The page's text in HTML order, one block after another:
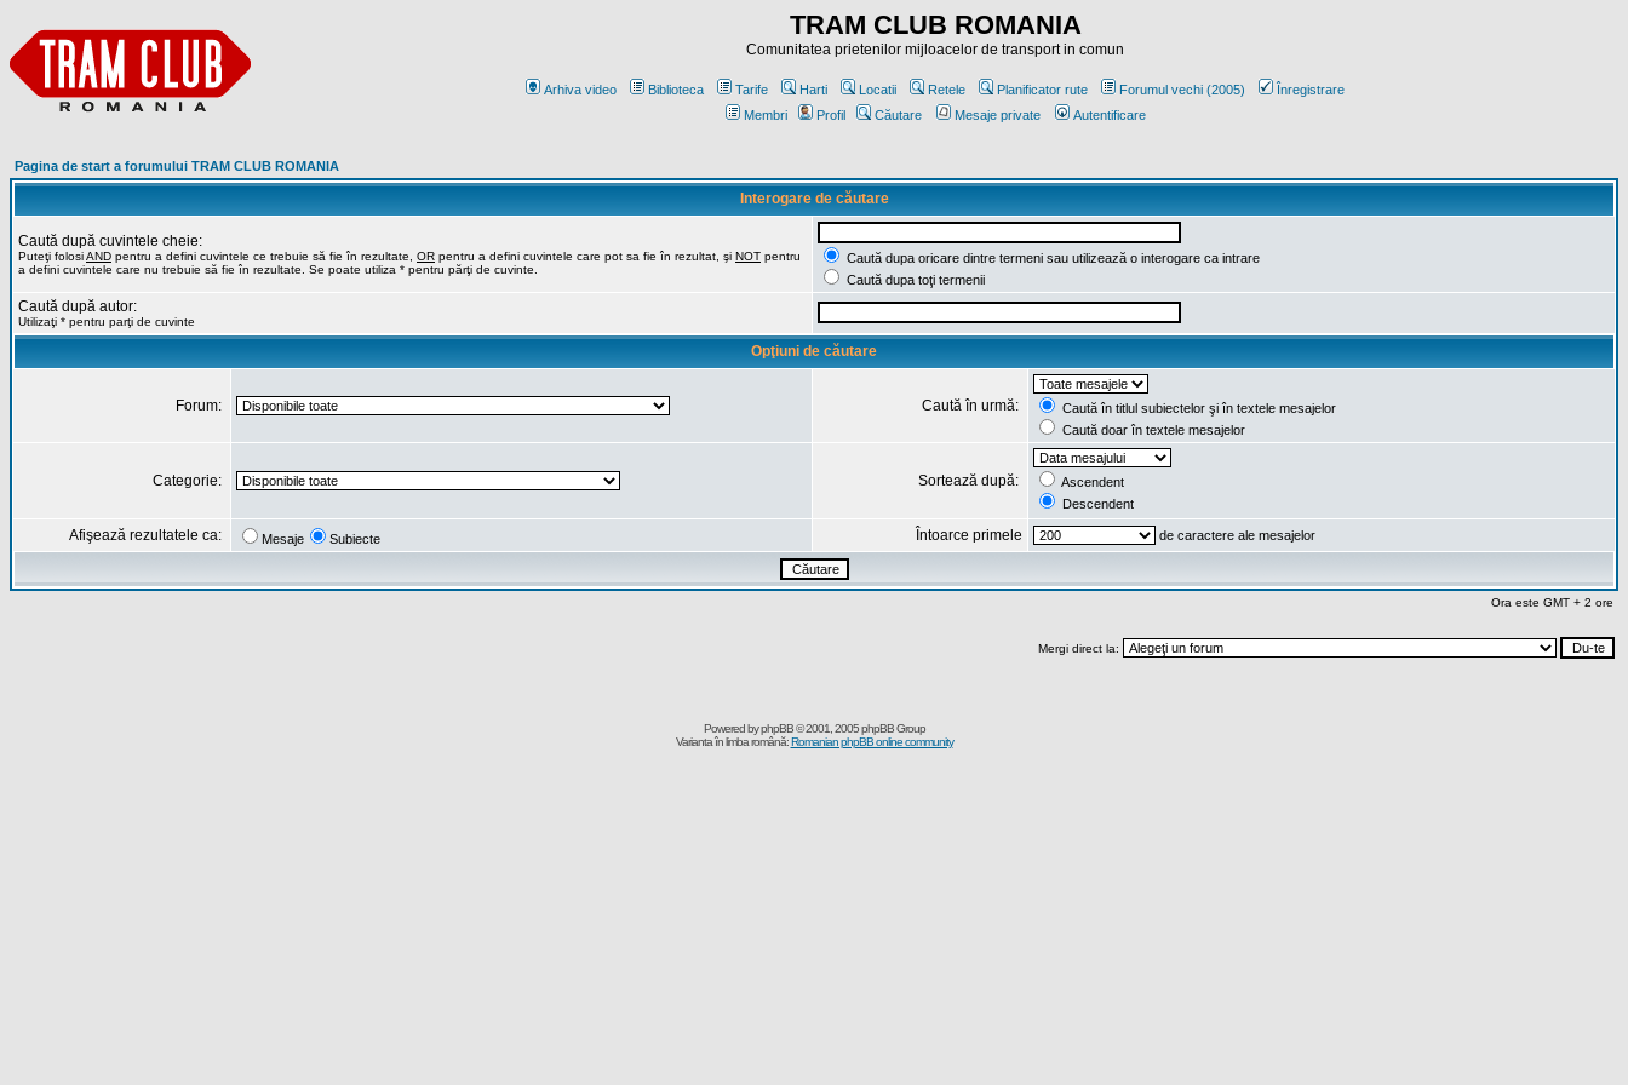
TRAM CLUB ROMANIA
Comunitatea prietenilor mijloacelor de transport in comun
Arhiva video Biblioteca Tarife Harti Locatii Retele Planificator rute Forumul vechi (2005)
Înregistrare
Membri
Profil Căutare Mesaje private Autentificare
Pagina de start a forumului TRAM CLUB ROMANIA
Interogare de căutare
Caută după cuvintele cheie:
Puteţi folosiAND pentru a defini cuvintele ce trebuie să fie în rezultate, OR pentru a defini cuvintele care pot sa fie în rezultat, şi NOT pentru
a defini cuvintele care nu trebuie să fie în rezultate. Se poate utiliza * pentru părţi de cuvinte.
Caută dupa oricare dintre termeni sau utilizează o interogare ca intrare
Caută dupa toţi termenii
Caută după autor:
Utilizaţi * pentru parţi de cuvinte
Opţiuni de căutare
Forum: Caută în urmă:
Caută în titlul subiectelor şi în textele mesajelor
Caută doar în textele mesajelor
Categorie: Sortează după:
Ascendent
Descendent
Afişează rezultatele ca: Mesaje Subiecte Întoarce primele de caractere ale mesajelor
Ora este GMT + 2 ore
Mergi direct la:
Powered byphpBB© 2001, 2005 phpBB Group
Varianta în limba română:Romanian phpBB online community